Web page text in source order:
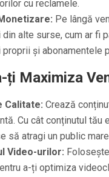
cu reclamele.
Pe lângă
alte surse, cum ar fi
și abonamentele
Maximiza
Calitate: Crează
Cu cât conținutul
să atragi un public
Video-urilor:
a-ți optimiza